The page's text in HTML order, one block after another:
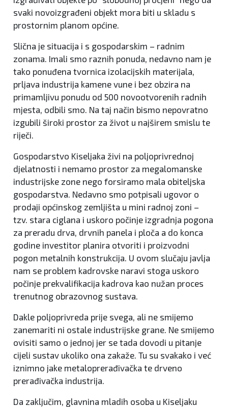
svaki novoizgrađeni objekt mora biti u skladu s
prostornim planom općine.
Slična je situacija i s gospodarskim – radnim
zonama. Imali smo raznih ponuda, nedavno nam je
tako ponuđena tvornica izolacijskih materijala,
prljava industrija kamene vune i bez obzira na
primamljivu ponudu od 500 novootvorenih radnih
mjesta, odbili smo. Na taj način bismo nepovratno
izgubili široki prostor za život u najširem smislu te
riječi.
Gospodarstvo Kiseljaka živi na poljoprivrednoj
djelatnosti i nemamo prostor za megalomanske
industrijske zone nego forsiramo mala obiteljska
gospodarstva. Nedavno smo potpisali ugovor o
prodaji općinskog zemljišta u mini radnoj zoni –
tzv. stara ciglana i uskoro počinje izgradnja pogona
za preradu drva, drvnih panela i ploča a do konca
godine investitor planira otvoriti i proizvodni
pogon metalnih konstrukcija. U ovom slučaju javlja
nam se problem kadrovske naravi stoga uskoro
počinje prekvalifikacija kadrova kao nužan proces
trenutnog obrazovnog sustava.
Dakle poljoprivreda prije svega, ali ne smijemo
zanemariti ni ostale industrijske grane. Ne smijemo
ovisiti samo o jednoj jer se tada dovodi u pitanje
cijeli sustav ukoliko ona zakaže. Tu su svakako i već
iznimno jake metaloprerađivačka te drveno
prerađivačka industrija.
Da zaključim, glavnina mladih osoba u Kiseljaku